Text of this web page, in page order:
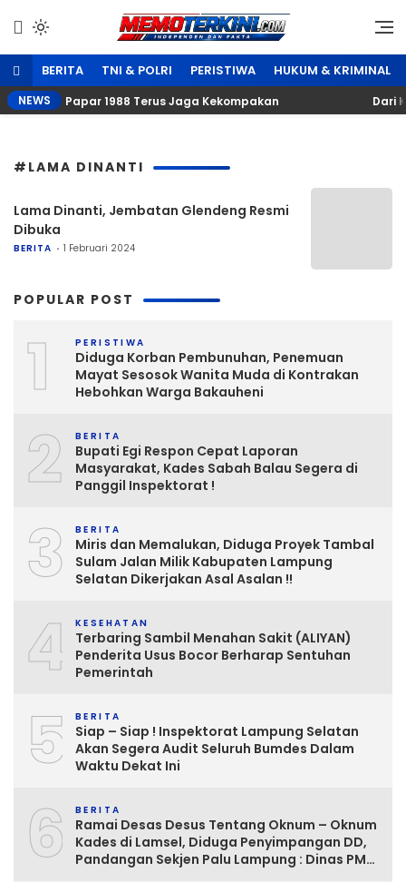
konten
Memoterkini.com
Independen dan Fakta
BERITA TNI & POLRI PERISTIWA HUKUM & KRIMINAL
NEWS Papar 1988 Terus Jaga Kekompakan ‎Dari
#LAMA DINANTI
Lama Dinanti, Jembatan Glendeng Resmi
Dibuka
BERITA 1 Februari 2024
POPULAR POST
1 PERISTIWA
Diduga Korban Pembunuhan, Penemuan
Mayat Sesosok Wanita Muda di Kontrakan
Hebohkan Warga Bakauheni
2 BERITA
Bupati Egi Respon Cepat Laporan
Masyarakat, Kades Sabah Balau Segera di
Panggil Inspektorat !
3 BERITA
Miris dan Memalukan, Diduga Proyek Tambal
Sulam Jalan Milik Kabupaten Lampung
Selatan Dikerjakan Asal Asalan !!
4 KESEHATAN
Terbaring Sambil Menahan Sakit (ALIYAN)
Penderita Usus Bocor Berharap Sentuhan
Pemerintah
5 BERITA
Siap – Siap ! Inspektorat Lampung Selatan
Akan Segera Audit Seluruh Bumdes Dalam
Waktu Dekat Ini
6 BERITA
Ramai Desas Desus Tentang Oknum – Oknum
Kades di Lamsel, Diduga Penyimpangan DD,
Pandangan Sekjen Palu Lampung : Dinas PMD